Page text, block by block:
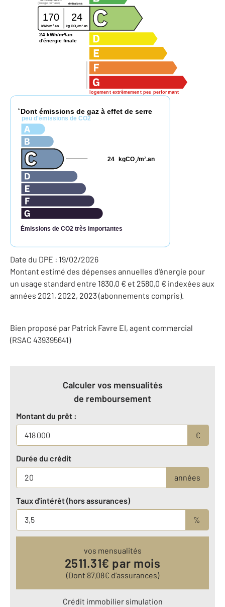
logement extrêmement peu performant
émissions
(énergie primaire)
170 24
kWh/m 2 .an kg CO2/m2.an
24 kWh/m²/an
d'énergie finale
* Dont émissions de gaz à effet de serre
peu d'émissions de CO2
Émissions de CO2 très importantes
kgCO2/m2.an
24
Date du DPE : 19/02/2026
Montant estimé des dépenses annuelles d'énergie pour
un usage standard entre 1830,0 € et 2580,0 € indexées aux
années 2021, 2022, 2023 (abonnements compris).
Bien proposé par Patrick Favre EI, agent commercial
(RSAC 439395641)
Calculer vos mensualités
de remboursement
Montant du prêt :
€
Durée du crédit
années
Taux d'intérêt (hors assurances)
%
vos mensualités
2511.31€ par mois
(Dont 87.08€ d’assurances)
Crédit immobilier simulation